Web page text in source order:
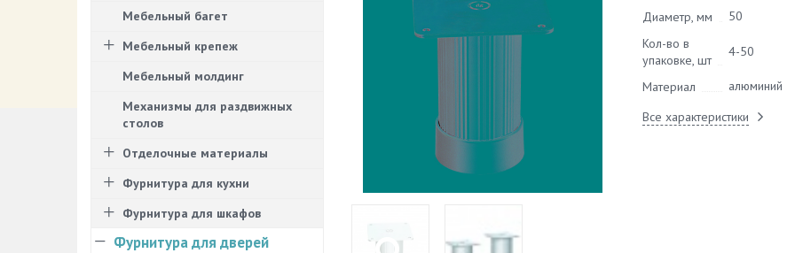
Диаметр, мм
50
Кол-во в
упаковке, шт
4-50
Материал
алюминий
Все характеристики
Мебельный багет
Мебельный крепеж
Мебельный молдинг
Механизмы для раздвижных
столов
Отделочные материалы
Фурнитура для кухни
Фурнитура для шкафов
Фурнитура для дверей